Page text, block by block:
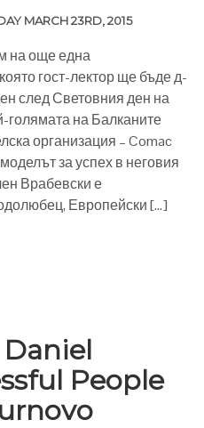
MARCH 23RD, 2015
на още една
гост-лектор ще бъде д-
след Световния ден на
голямата на Балканите
организация – Comac
за успех в неговия
Врабевски е
Европейски […]
Daniel
People